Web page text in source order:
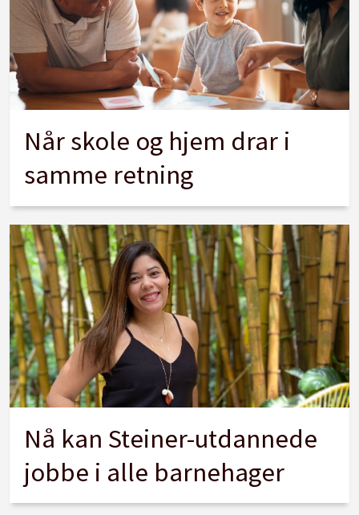
Når skole og hjem drar i
samme retning
Nå kan Steiner-utdannede
jobbe i alle barnehager